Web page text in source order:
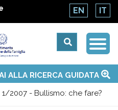
EN IT
ALLA RICERCA GUIDATA
2007 - Bullismo: che fare?